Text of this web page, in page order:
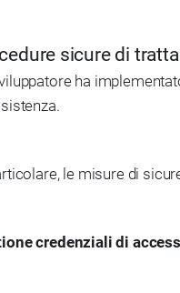
sicure di
ha
le misure di
credenziali di